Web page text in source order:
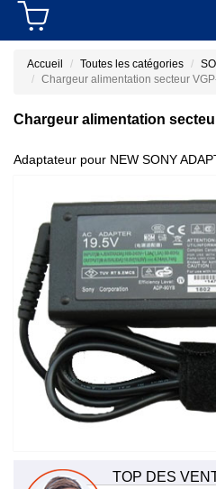
Accueil Toutes les catégories
Chargeur alimentation secteur
Chargeur alimentation
Adaptateur pour NEW SONY
TOP DES